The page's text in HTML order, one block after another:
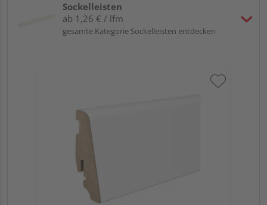
Sockelleisten
ab 1,26 € / lfm
gesamte Kategorie Sockelleisten entdecken